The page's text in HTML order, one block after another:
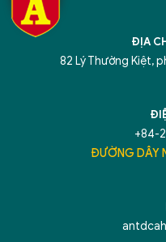
ĐỊA
82 Lý Thường Kiệt,
+84-
ĐƯỜNG DÂY